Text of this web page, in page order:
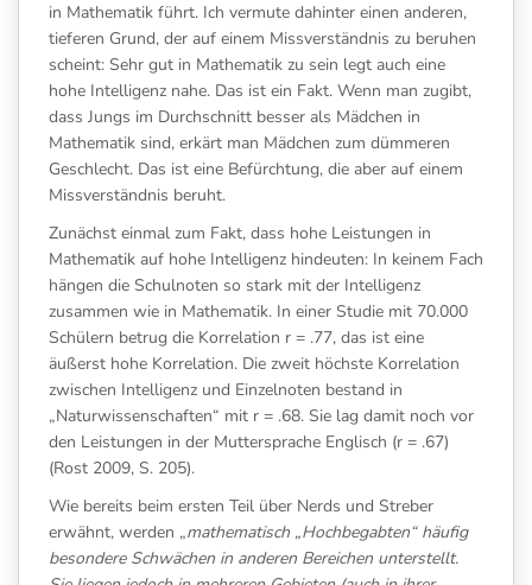
in Mathematik führt. Ich vermute dahinter einen anderen,
tieferen Grund, der auf einem Missverständnis zu beruhen
scheint: Sehr gut in Mathematik zu sein legt auch eine
hohe Intelligenz nahe. Das ist ein Fakt. Wenn man zugibt,
dass Jungs im Durchschnitt besser als Mädchen in
Mathematik sind, erkärt man Mädchen zum dümmeren
Geschlecht. Das ist eine Befürchtung, die aber auf einem
Missverständnis beruht.
Zunächst einmal zum Fakt, dass hohe Leistungen in
Mathematik auf hohe Intelligenz hindeuten: In keinem Fach
hängen die Schulnoten so stark mit der Intelligenz
zusammen wie in Mathematik. In einer Studie mit 70.000
Schülern betrug die Korrelation r = .77, das ist eine
äußerst hohe Korrelation. Die zweit höchste Korrelation
zwischen Intelligenz und Einzelnoten bestand in
„Naturwissenschaften“ mit r = .68. Sie lag damit noch vor
den Leistungen in der Muttersprache Englisch (r = .67)
(Rost 2009, S. 205).
Wie bereits beim ersten Teil über Nerds und Streber
erwähnt, werden „mathematisch „Hochbegabten“ häufig
besondere Schwächen in anderen Bereichen unterstellt.